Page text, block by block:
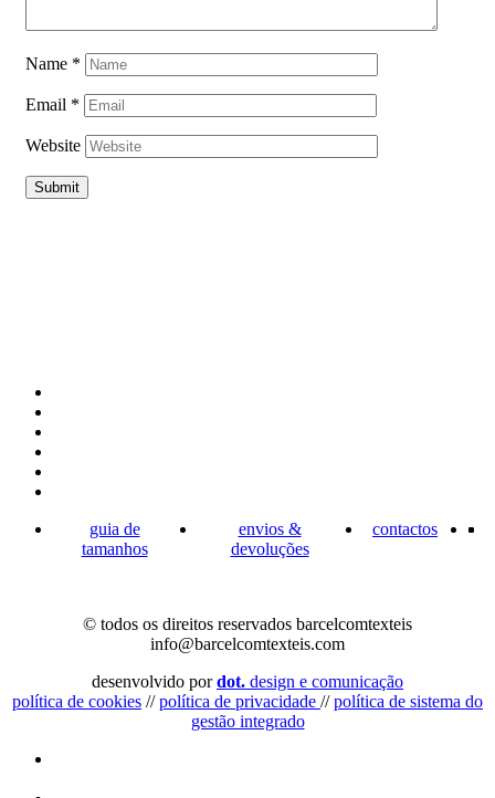
Name *
Email *
Website
guia de
tamanhos
envios &
devoluções
contactos
© todos os direitos reservados barcelcomtexteis
info@barcelcomtexteis.com
desenvolvido pordot. design e comunicação
política de cookies //política de privacidade //política de sistema do
gestão integrado